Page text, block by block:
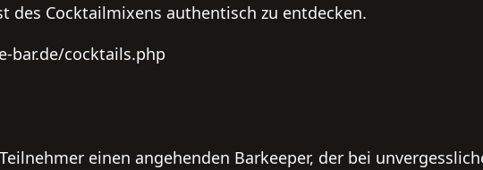
des Cocktailmixens authentisch zu entdecken.
bar.de/cocktails.php
einen angehenden Barkeeper, der bei